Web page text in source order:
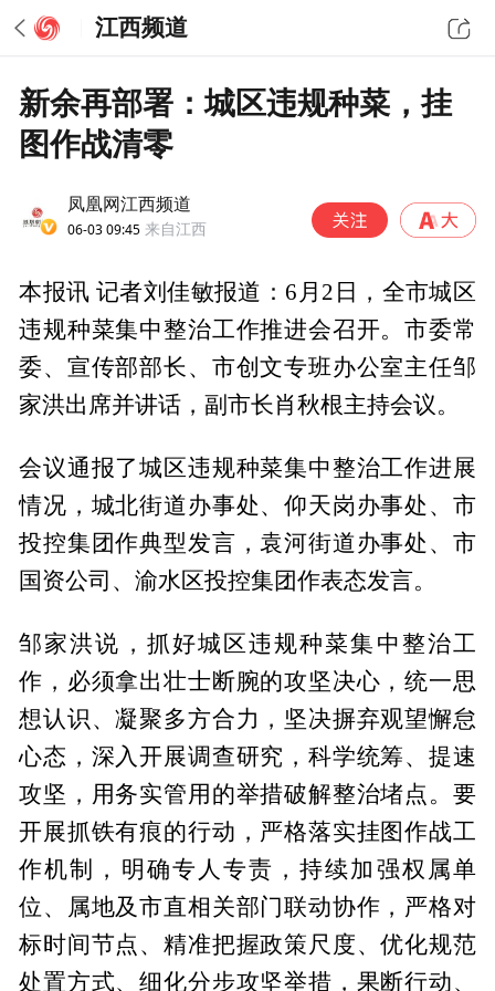
江西频道
新余再部署：城区违规种菜，挂
图作战清零
凤凰网江西频道
06-03 09:45 来自江西
本报讯 记者刘佳敏报道：6月2日，全市城区
违规种菜集中整治工作推进会召开。市委常
委、宣传部部长、市创文专班办公室主任邹
家洪出席并讲话，副市长肖秋根主持会议。
会议通报了城区违规种菜集中整治工作进展
情况，城北街道办事处、仰天岗办事处、市
投控集团作典型发言，袁河街道办事处、市
国资公司、渝水区投控集团作表态发言。
邹家洪说，抓好城区违规种菜集中整治工
作，必须拿出壮士断腕的攻坚决心，统一思
想认识、凝聚多方合力，坚决摒弃观望懈怠
心态，深入开展调查研究，科学统筹、提速
攻坚，用务实管用的举措破解整治堵点。要
开展抓铁有痕的行动，严格落实挂图作战工
作机制，明确专人专责，持续加强权属单
位、属地及市直相关部门联动协作，严格对
标时间节点、精准把握政策尺度、优化规范
处置方式、细化分步攻坚举措，果断行动、